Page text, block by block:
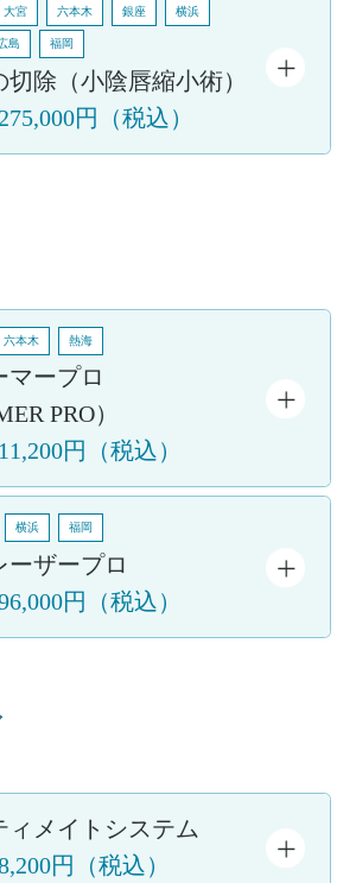
大宮 六本木 銀座 横浜
島 福岡
除（小陰唇縮小術）
275,000円 （税込）
六本木 熱海
マープロ
PRO）
円 （税込）
横浜 福岡
ーザープロ
円 （税込）
ィメイトシステム
円 （税込）